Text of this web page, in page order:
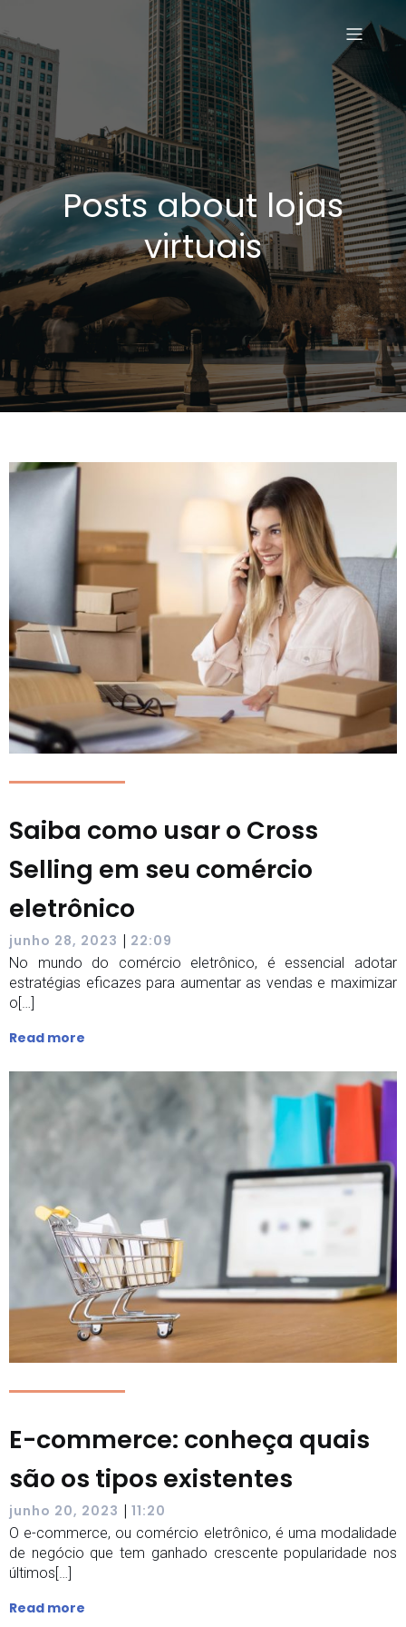
Posts about lojas
virtuais
Saiba como usar o Cross
Selling em seu comércio
eletrônico
junho 28, 2023 | 22:09
No mundo do comércio eletrônico, é essencial adotar
estratégias eficazes para aumentar as vendas e maximizar
o[…]
Read more
E-commerce: conheça quais
são os tipos existentes
junho 20, 2023 | 11:20
O e-commerce, ou comércio eletrônico, é uma modalidade
de negócio que tem ganhado crescente popularidade nos
últimos[…]
Read more